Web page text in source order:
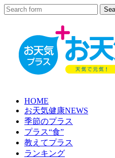
HOME
お天気健康NEWS
季節のプラス
プラス“食”
教えてプラス
ランキング